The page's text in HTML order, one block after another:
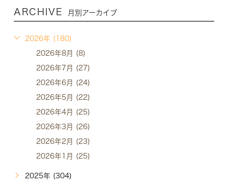
ARCHIVE 月別アーカイブ
2026年 (180)
2026年8月 (8)
2026年7月 (27)
2026年6月 (24)
2026年5月 (22)
2026年4月 (25)
2026年3月 (26)
2026年2月 (23)
2026年1月 (25)
2025年 (304)